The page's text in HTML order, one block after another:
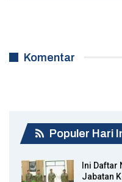
Komentar
Populer Hari
Ini Daftar
Jabatan